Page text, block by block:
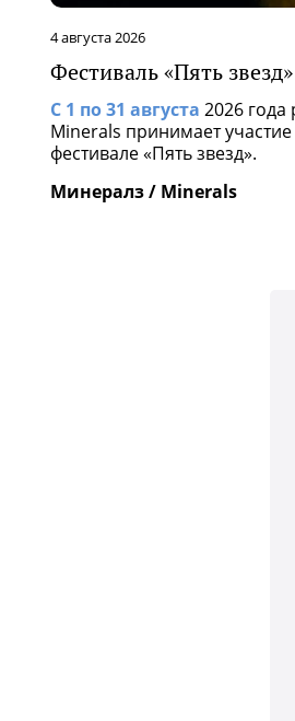
29 июля 2026
Лисички в «Капулетти»
Есть вкусы, которых
Капулетти / Capuletti